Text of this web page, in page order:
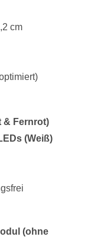
cm
& Fernrot)
(Weiß)
(ohne